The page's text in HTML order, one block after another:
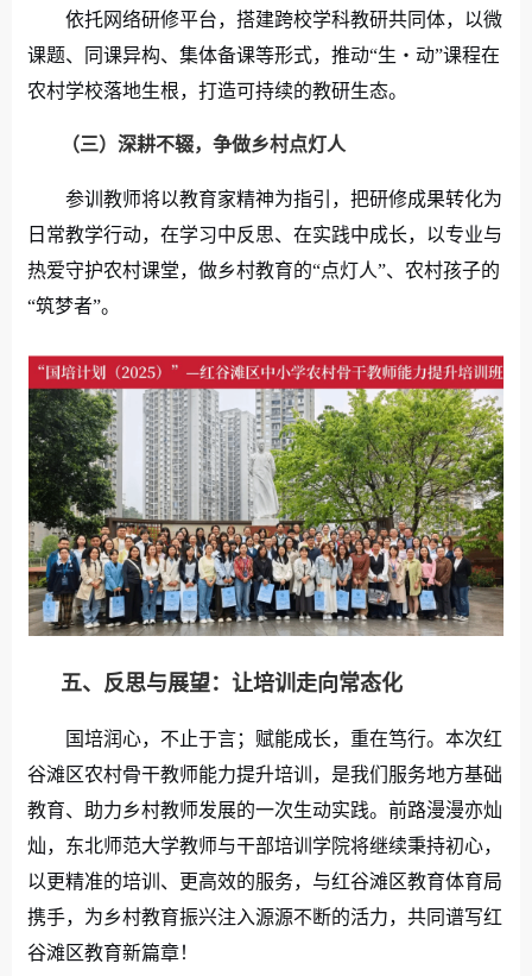
依托网络研修平台，搭建跨校学科教研共同体，以微
课题、同课异构、集体备课等形式，推动“生・动”课程在
农村学校落地生根，打造可持续的教研生态。
（三） 深耕不辍，争做乡村点灯人
参训教师将以教育家精神为指引，把研修成果转化为
日常教学行动，在学习中反思、在实践中成长，以专业与
热爱守护农村课堂，做乡村教育的“点灯人”、农村孩子的
“筑梦者”。
五、反思与展望：让培训走向常态化
国培润心，不止于言；赋能成长，重在笃行。本次红
谷滩区农村骨干教师能力提升培训，是我们服务地方基础
教育、助力乡村教师发展的一次生动实践。前路漫漫亦灿
灿，东北师范大学教师与干部培训学院将继续秉持初心，
以更精准的培训、更高效的服务，与红谷滩区教育体育局
携手，为乡村教育振兴注入源源不断的活力，共同谱写红
谷滩区教育新篇章！